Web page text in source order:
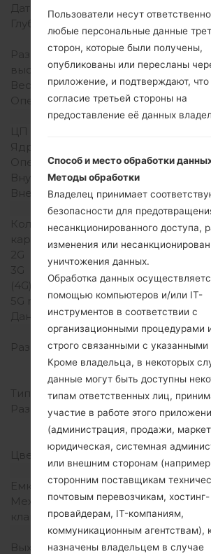
Дата выпуска
Глубина
дюйма)
Размеры (ширина /
высота)
49.9 x
(1.97 x
Вес
140
Операционная система
Windows
Аппаратное
ЦП (процессор)
Ядра процессора
Оперативная память
-
Внутренняя память
Внешняя память
microSD,
Сеть и данные
Количество мест для сим
карты
1 Мини
2G
CDMA
3G
(4G) LTE
-
5G network
-
Данные
Дисплей
Размер экрана
2.0 in
телу)
Тип экрана
TN-TFT
Разрешение экрана
176 x 220
дюйм)
Цвета экрана
262K
Аккумулятор и
Емкость аккумулятора
Съемный
Механическая
клавиатура
Есть
Интерфейсы
Выход для аудио
-
Пользователи несут
любые персональные данные
сторон, которые были получены,
опубликованы или пересланы
приложение, и подтверждают,
согласие третьей стороны на
предоставление её данных
Способ и место обработки
Методы обработки
Владелец принимает
безопасности для
несанкционированного доступа,
изменения или
уничтожения данных.
Обработка данных
помощью компьютеров и/или IT-
инструментов в соответствии с
организационными процедурами
строго связанными с
Кроме владельца, в некоторых
данные могут быть доступны
типам ответственных лиц,
участие в работе этого
(администрация, продажи,
юридическая, системная
или внешним сторонам
сторонним поставщикам
почтовым перевозчикам, хостинг-
провайдерам, IT-компаниям,
коммуникационным агентствам),
назначены владельцем в случае